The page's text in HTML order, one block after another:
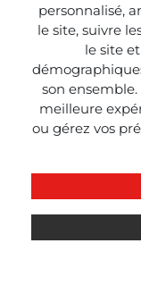
Nos deux
de dernière
normes de
une fois de
clients afin de
adaptées à
personnalisé,
le site, suivre
le site
son
meilleure
ou gérez vos